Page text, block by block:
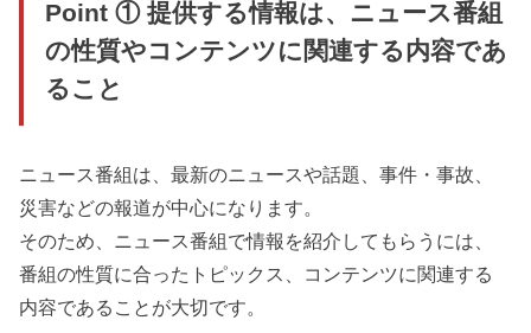
Point ① 提供する情報は、ニュース番組
の性質やコンテンツに関連する内容であ
ること
ニュース番組は、最新のニュースや話題、事件・事故、
災害などの報道が中心になります。
そのため、ニュース番組で情報を紹介してもらうには、
番組の性質に合ったトピックス、コンテンツに関連する
内容であることが大切です。